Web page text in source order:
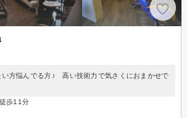
い方悩んでる方♪ 高い技術力で気さくにおまかせで
歩11分